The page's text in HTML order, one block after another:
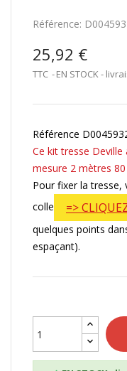
Référence:
25,92 €
TTC EN STOCK -
Référence
Ce kit tresse
mesure 2 mètres 80
Pour fixer la tresse,
colle
=>
quelques points
espaçant).